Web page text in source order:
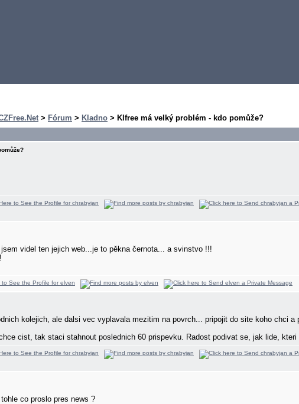
> Fórum > Kladno > Klfree má velký problém - kdo pomůže?
videl ten jejich web...je to pěkna černota... a svinstvo !!!
kolejich, ale dalsi vec vyplavala mezitim na povrch... pripojit do site koho chci
cist, tak staci stahnout poslednich 60 prispevku. Radost podivat se, jak lide,
co proslo pres news ?